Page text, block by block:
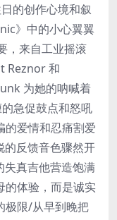
的创作心境和叙
》中的小心翼翼
，来自工业摇滚
Reznor 和
为她的呐喊着
急促鼓点和怒吼
的爱情和忍痛割爱
反馈音色骤然开
真吉他营造饱满
的体验，而是诚实
限/从早到晚把